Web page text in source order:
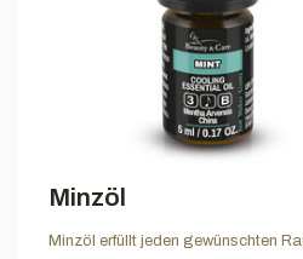
Minzöl
Minzöl erfüllt jeden gewünschten